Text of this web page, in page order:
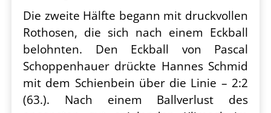
Die zweite Hälfte begann mit druckvollen
Rothosen, die sich nach einem Eckball
belohnten. Den Eckball von Pascal
Schoppenhauer drückte Hannes Schmid
mit dem Schienbein über die Linie – 2:2
(63.). Nach einem Ballverlust des